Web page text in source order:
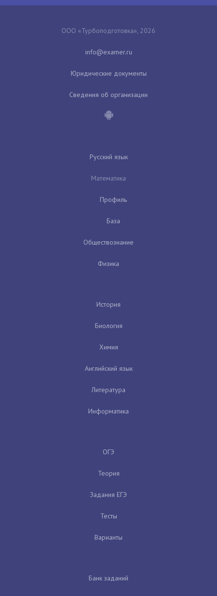
ООО «Турбоподготовка», 2026
Юридические документы
Сведения об организации
Русский язык
Математика
Профиль
База
Обществознание
Физика
История
Биология
Химия
Английский язык
Литература
Информатика
ОГЭ
Теория
Задания ЕГЭ
Тесты
Варианты
Банк заданий